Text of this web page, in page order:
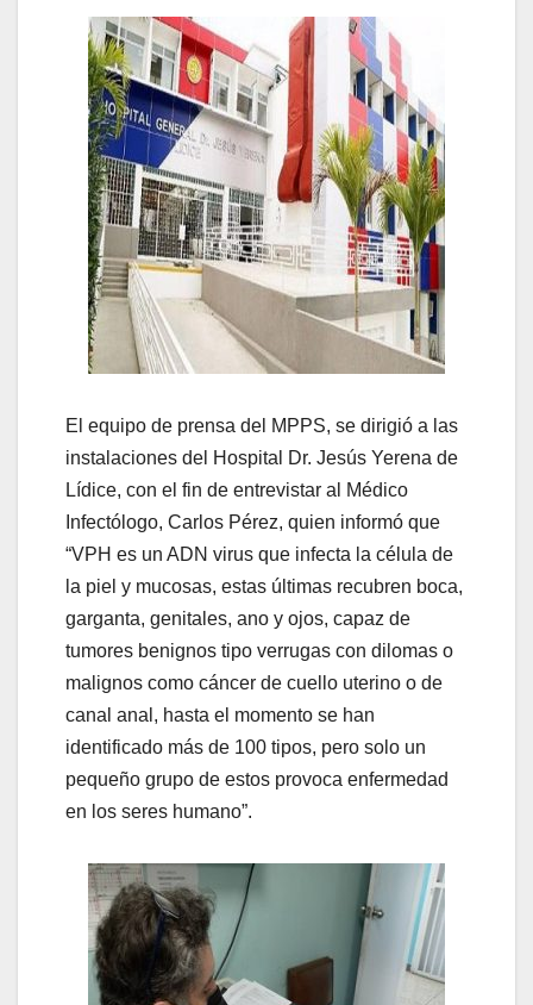
El equipo de prensa del MPPS, se dirigió a las
instalaciones del Hospital Dr. Jesús Yerena de
Lídice, con el fin de entrevistar al Médico
Infectólogo, Carlos Pérez, quien informó que
“VPH es un ADN virus que infecta la célula de
la piel y mucosas, estas últimas recubren boca,
garganta, genitales, ano y ojos, capaz de
tumores benignos tipo verrugas con dilomas o
malignos como cáncer de cuello uterino o de
canal anal, hasta el momento se han
identificado más de 100 tipos, pero solo un
pequeño grupo de estos provoca enfermedad
en los seres humano”.